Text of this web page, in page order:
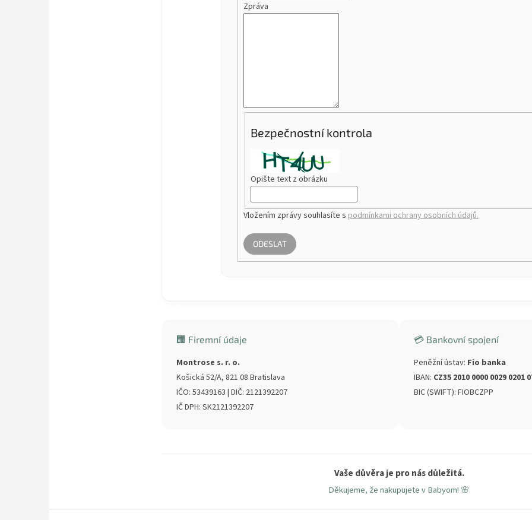
Zpráva
Bezpečnostní kontrola
Opište text z obrázku
Vložením zprávy souhlasíte s podmínkami ochrany osobních údajů.
ODESLAT
🏢 Firemní údaje
Montrose s. r. o.
Košická 52/A, 821 08 Bratislava
IČO: 53439163 | DIČ: 2121392207
IČ DPH: SK2121392207
💳 Bankovní spojení
Peněžní ústav: Fio banka
IBAN: CZ35 2010 0000 0029 0201
BIC (SWIFT): FIOBCZPP
Vaše důvěra je pro nás důležitá.
Děkujeme, že nakupujete v Babyom! 🌸